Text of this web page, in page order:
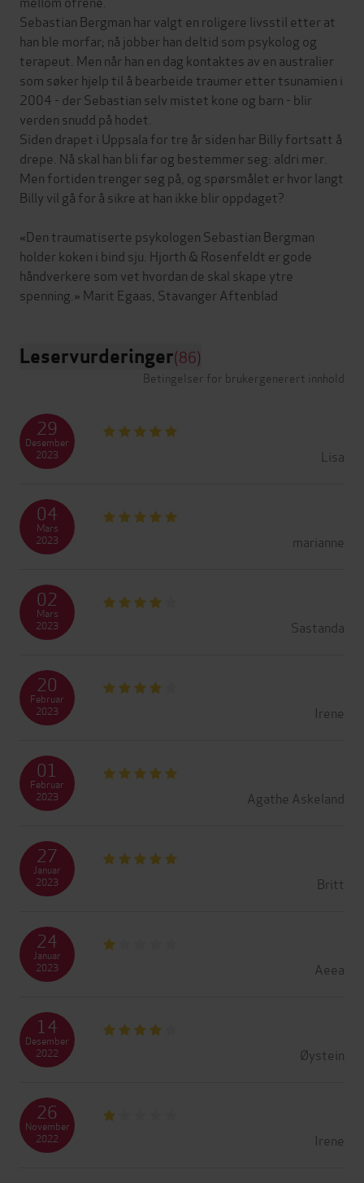
Sebastian Bergman har valgt en roligere livsstil etter at
han ble morfar; nå jobber han deltid som psykolog og
terapeut. Men når han en dag kontaktes av en australier
som søker hjelp til å bearbeide traumer etter tsunamien i
2004 - der Sebastian selv mistet kone og barn - blir
verden snudd på hodet.
Siden drapet i Uppsala for tre år siden har Billy fortsatt å
drepe. Nå skal han bli far og bestemmer seg: aldri mer.
Men fortiden trenger seg på, og spørsmålet er hvor langt
Billy vil gå for å sikre at han ikke blir oppdaget?
«Den traumatiserte psykologen Sebastian Bergman
holder koken i bind sju. Hjorth & Rosenfeldt er gode
håndverkere som vet hvordan de skal skape ytre
Leservurderinger(86)
Betingelser for brukergenerert innhold
Lisa
29
Desember
2023
marianne
04
Mars
2023
Sastanda
02
Mars
2023
Irene
20
Februar
2023
Agathe Askeland
01
Februar
2023
Britt
27
Januar
2023
Aeea
24
Januar
2023
Øystein
14
Desember
2022
Irene
26
November
2022